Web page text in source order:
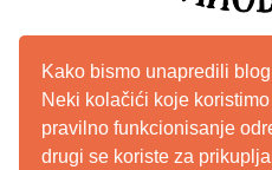
Kako bismo unapredili
Neki kolačići koje
pravilno funkcionisanje
drugi se koriste za